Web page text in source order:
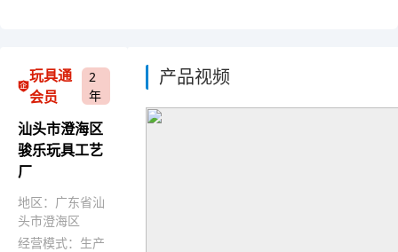
玩具通
会员
2
年
汕头市澄海区
骏乐玩具工艺
厂
地区：广东省汕
头市澄海区
经营模式：生产
产品视频